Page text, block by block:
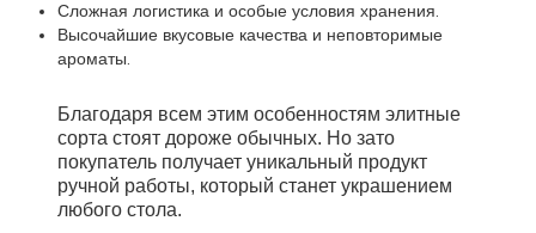
Сложная логистика и особые условия хранения.
Высочайшие вкусовые качества и неповторимые
ароматы.
Благодаря всем этим особенностям элитные
сорта стоят дороже обычных. Но зато
покупатель получает уникальный продукт
ручной работы, который станет украшением
любого стола.